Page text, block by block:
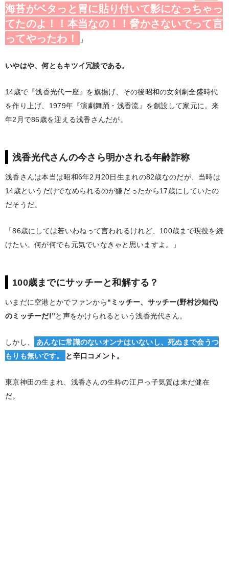
海苔がベタっと胃に貼り付いて影になっちゃっ
てたのよ！！本当なの！！脅かさないでって言
ってやったわ！
」
いやはや、何ともキツイ冗談である。
14歳で『浅香光代一座』を旗揚げ、その後昭和の女剣劇全盛時代
を作り上げ、1979年『演劇舞踊・浅香流』を創設して家元に。来
年2月で86歳を迎える浅香さんだが。
浅香光代さんの今さら明かされる年齢詐称
浅香さんは本当は昭和6年2月20日生まれの82歳なのだが、当時は
14歳というだけでなめられるのが嫌だったから17歳にしていたの
だそうだ。
「86歳にしては若いわねって言われるけれど、100歳まで現役を続
けたい。何が何でも元気でいなきゃと思いますよ。」
100歳までにサッチーと和解する？
いまだに空港とかでファンから“ミッチー、サッチー(野村沙知代)
のミッチーだ!”と声をかけられるという浅香光代さん。
しかし、
あんなに常識のないオンナはいないし、死ぬまで会うつ
もりも無いです。
と辛口コメント。
東京神田の生まれ、浅香さんの生粋の江戸っ子気質は未だ健在
だ。